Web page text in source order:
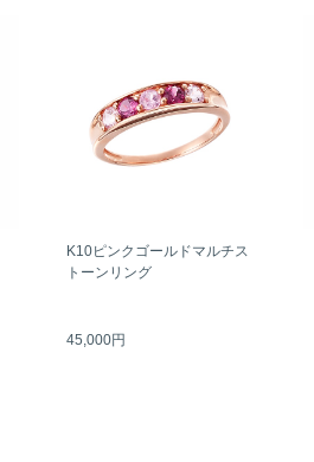
K10ピンクゴールドマルチス
トーンリング
45,000円